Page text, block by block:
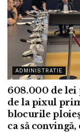
ADMINISTRATIE
608.000 de lei
de la pixul
blocurile
ca să